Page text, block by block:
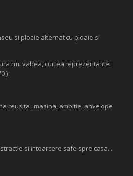
si ploaie alternat cu ploaie si
rm. valcea, curtea reprezentantei
)
reusita : masina, ambitie, anvelope
si intoarcere safe spre casa...